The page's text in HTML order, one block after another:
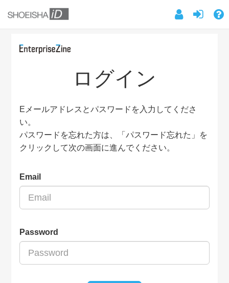
ログイン
Eメールアドレスとパスワードを入力してくださ
い。
パスワードを忘れた方は、「パスワード忘れた」を
クリックして次の画面に進んでください。
Email
Password